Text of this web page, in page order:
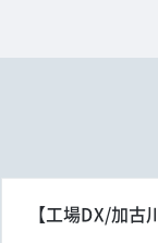
【工場DX/加